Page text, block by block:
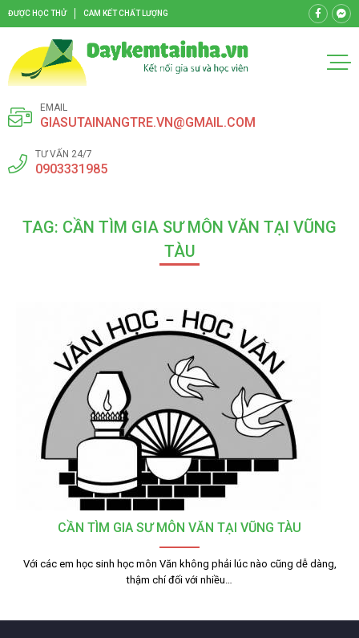
ĐƯỢC HỌC THỬ CAM KẾT CHẤT LƯỢNG
EMAIL
GIASUTAINANGTRE.VN@GMAIL.COM
TƯ VẤN 24/7
0903331985
TAG: CẦN TÌM GIA SƯ MÔN VĂN TẠI VŨNG
TÀU
CẦN TÌM GIA SƯ MÔN VĂN TẠI VŨNG TÀU
Với các em học sinh học môn Văn không phải lúc nào cũng dễ dàng,
thậm chí đối với nhiều…